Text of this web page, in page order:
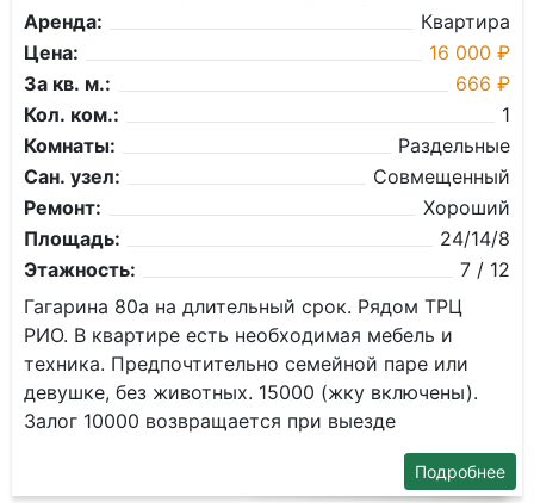
Аренда:
Квартира
Цена:
16 000 ₽
За кв. м.:
666 ₽
Кол. ком.:
1
Комнаты:
Раздельные
Сан. узел:
Совмещенный
Ремонт:
Хороший
Площадь:
24/14/8
Этажность:
7 / 12
Гагарина 80а на длительный срок. Рядом ТРЦ
РИО. В квартире есть необходимая мебель и
техника. Предпочтительно семейной паре или
девушке, без животных. 15000 (жку включены).
Залог 10000 возвращается при выезде
Подробнее